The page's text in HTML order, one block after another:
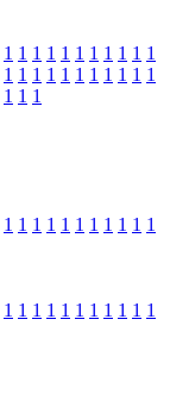
1 1 1 1 1 1 1 1 1 1 1
1 1 1 1 1 1 1 1 1 1 1
1 1 1
1 1 1 1 1 1 1 1 1 1 1
1 1 1 1 1 1 1 1 1 1 1